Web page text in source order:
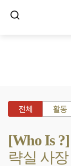
전체 활동
[Who Is
략실 사장